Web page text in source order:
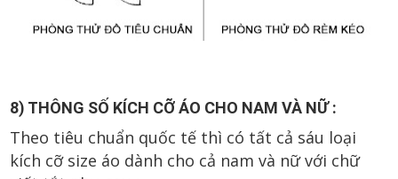
8) THÔNG SỐ KÍCH CỠ ÁO CHO NAM VÀ NỮ :
Theo tiêu chuẩn quốc tế thì có tất cả sáu loại
kích cỡ size áo dành cho cả nam và nữ với chữ